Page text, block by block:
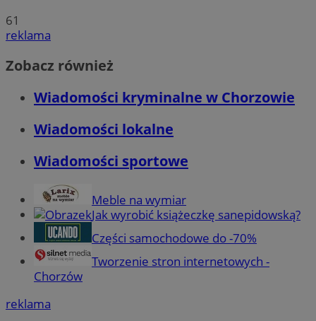
61
reklama
Zobacz również
Wiadomości kryminalne w Chorzowie
Wiadomości lokalne
Wiadomości sportowe
Meble na wymiar
Jak wyrobić książeczkę sanepidowską?
Części samochodowe do -70%
Tworzenie stron internetowych -
Chorzów
reklama